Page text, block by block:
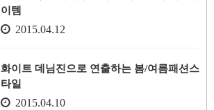
이템
2015.04.12
화이트 데님진으로 연출하는 봄/여름패션스
타일
2015.04.10